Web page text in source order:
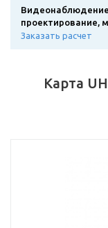
проектирование,
Заказать расчет
Карта